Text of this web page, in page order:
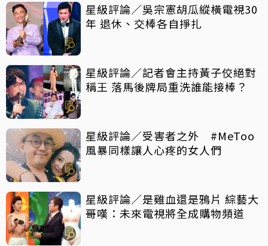
星級評論／吳宗憲胡瓜縱橫電視30
年 退休、交棒各自掙扎
星級評論／記者會主持黃子佼絕對
稱王 落馬後牌局重洗誰能接棒？
星級評論／受害者之外 #MeToo
風暴同樣讓人心疼的女人們
星級評論／是雞血還是鴉片 綜藝大
哥嘆：未來電視將全成購物頻道